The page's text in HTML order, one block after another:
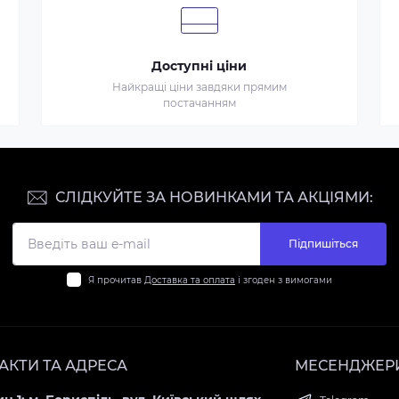
Доступні ціни
Найкращі ціни завдяки прямим
постачанням
СЛІДКУЙТЕ ЗА НОВИНКАМИ ТА АКЦІЯМИ:
Підпишіться
Я прочитав Доставка та оплата і згоден з вимогами
ТА АДРЕСА